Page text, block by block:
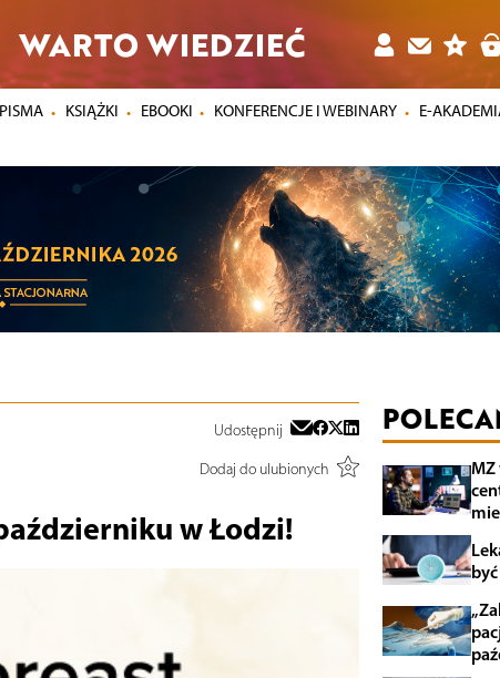
WARTO WIEDZIEĆ
KSIĄŻKI EBOOKI KONFERENCJE I WEBINARY E-
Udostępnij
Dodaj do ulubionych
w Łodzi!
MZ